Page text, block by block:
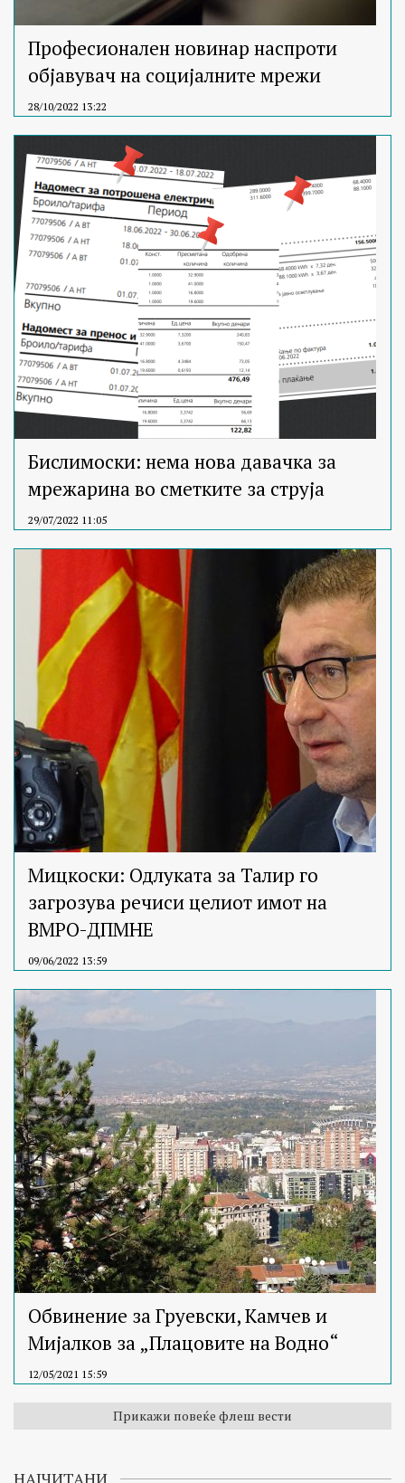
Професионален новинар наспроти
објавувач на социјалните мрежи
28/10/2022 13:22
Бислимоски: нема нова давачка за
мрежарина во сметките за струја
29/07/2022 11:05
Мицкоски: Одлуката за Талир го
загрозува речиси целиот имот на
ВМРО-ДПМНЕ
09/06/2022 13:59
Обвинение за Груевски, Камчев и
Мијалков за „Плацовите на Водно“
12/05/2021 15:59
Прикажи повеќе флеш вести